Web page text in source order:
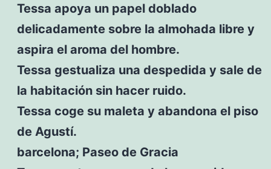
Tessa apoya un papel doblado
delicadamente sobre la almohada libre y
aspira el aroma del hombre.
Tessa gestualiza una despedida y sale de
la habitación sin hacer ruido.
Tessa coge su maleta y abandona el piso
de Agustí.
barcelona; Paseo de Gracia